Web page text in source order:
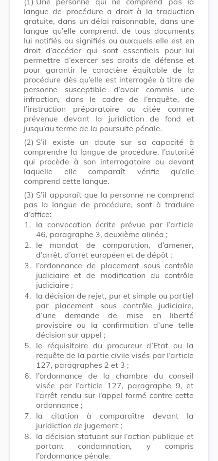
langue de procédure a droit à la traduction
gratuite, dans un délai raisonnable, dans une
langue qu’elle comprend, de tous documents
lui notifiés ou signifiés ou auxquels elle est en
droit d’accéder qui sont essentiels pour lui
permettre d’exercer ses droits de défense et
pour garantir le caractère équitable de la
procédure dès qu’elle est interrogée à titre de
personne susceptible d’avoir commis une
infraction, dans le cadre de l’enquête, de
l’instruction préparatoire ou citée comme
prévenue devant la juridiction de fond et
jusqu’au terme de la poursuite pénale.
(2) S’il existe un doute sur sa capacité à
comprendre la langue de procédure, l’autorité
qui procède à son interrogatoire ou devant
laquelle elle comparaît vérifie qu’elle
comprend cette langue.
(3) S’il apparaît que la personne ne comprend
pas la langue de procédure, sont à traduire
d’office:
1. la convocation écrite prévue par l’article
46, paragraphe 3, deuxième alinéa ;
2. le mandat de comparution, d’amener,
d’arrêt, d’arrêt européen et de dépôt ;
3. l’ordonnance de placement sous contrôle
judiciaire et de modification du contrôle
judiciaire ;
4. la décision de rejet, pur et simple ou partiel
par placement sous contrôle judiciaire,
d’une demande de mise en liberté
provisoire ou la confirmation d’une telle
décision sur appel ;
5. le réquisitoire du procureur d’Etat ou la
requête de la partie civile visés par l’article
127, paragraphes 2 et 3 ;
6. l’ordonnance de la chambre du conseil
visée par l’article 127, paragraphe 9, et
l’arrêt rendu sur l’appel formé contre cette
ordonnance ;
7. la citation à comparaître devant la
juridiction de jugement ;
8. la décision statuant sur l’action publique et
portant condamnation, y compris
l’ordonnance pénale.